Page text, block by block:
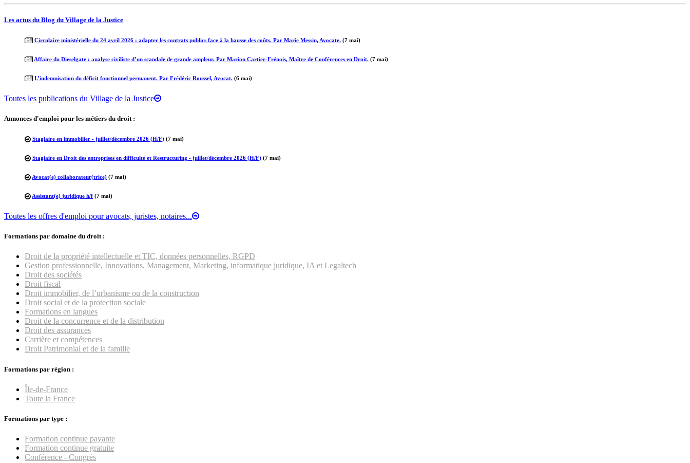
Les actus du Blog du Village de la Justice
Circulaire ministérielle du 24 avril 2026 : adapter les contrats publics face à la hausse des coûts. Par Marie Messin, Avocate. (7 mai)
Affaire du Dieselgate : analyse civiliste d’un scandale de grande ampleur. Par Marion Cartier-Frénois, Maître de Conférences en Droit. (7 mai)
L’indemnisation du déficit fonctionnel permanent. Par Frédéric Roussel, Avocat. (6 mai)
Toutes les publications du Village de la Justice
Annonces d'emploi pour les métiers du droit :
Stagiaire en immobilier - juillet/décembre 2026 (H/F) (7 mai)
Stagiaire en Droit des entreprises en difficulté et Restructuring - juillet/décembre 2026 (H/F) (7 mai)
Avocat(e) collaborateur(trice) (7 mai)
Assistant(e) juridique h/f (7 mai)
Toutes les offres d'emploi pour avocats, juristes, notaires...
Formations par domaine du droit :
Droit de la propriété intellectuelle et TIC, données personnelles, RGPD
Gestion professionnelle, Innovations, Management, Marketing, informatique juridique, IA et Legaltech
Droit des sociétés
Droit fiscal
Droit immobilier, de l’urbanisme ou de la construction
Droit social et de la protection sociale
Formations en langues
Droit de la concurrence et de la distribution
Droit des assurances
Carrière et compétences
Droit Patrimonial et de la famille
Formations par région :
Île-de-France
Toute la France
Formations par type :
Formation continue payante
Formation continue gratuite
Conférence - Congrès